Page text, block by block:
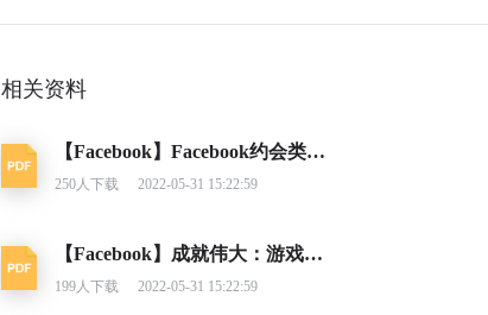
相关资料
【Facebook】Facebook约会类应用营销指南
250人下载 2022-05-31 15:22:59
【Facebook】成就伟大：游戏类别洞察报告
199人下载 2022-05-31 15:22:59